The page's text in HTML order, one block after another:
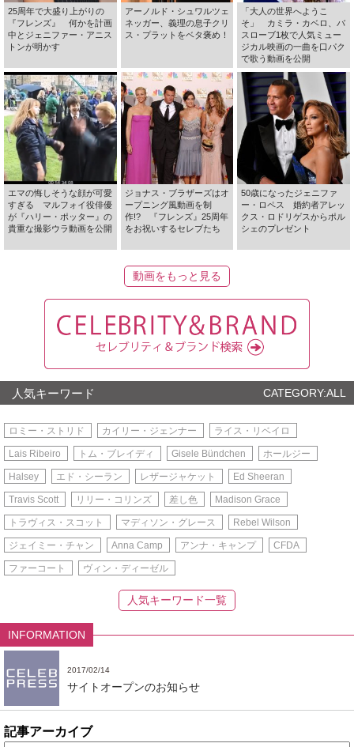
25周年で大盛り上がりの
『フレンズ』 何かを計画
中とジェニファー・アニス
トンが明かす
アーノルド・シュワルツェ
ネッガー、義理の息子クリ
ス・プラットをベタ褒め！
「大人の世界へようこ
そ」 カミラ・カベロ、バ
スローブ1枚で人気ミュー
ジカル映画の一曲を口パク
で歌う動画を公開
エマの悔しそうな顔が可愛
すぎる マルフォイ役俳優
が『ハリー・ポッター』の
貴重な撮影ウラ動画を公開
ジョナス・ブラザーズはオ
ープニング風動画を制
作!? 『フレンズ』25周年
をお祝いするセレブたち
50歳になったジェニファ
ー・ロペス 婚約者アレッ
クス・ロドリゲスからポル
シェのプレゼント
動画をもっと見る
人気キーワード CATEGORY:ALL
ロミー・ストリド カイリー・ジェンナー ライス・リベイロ
Lais Ribeiro トム・ブレイディ Gisele Bündchen ホールジー
Halsey エド・シーラン レザージャケット Ed Sheeran
Travis Scott リリー・コリンズ 差し色 Madison Grace
トラヴィス・スコット マディソン・グレース Rebel Wilson
ジェイミー・チャン Anna Camp アンナ・キャンプ CFDA
ファーコート ヴィン・ディーゼル
人気キーワード一覧
INFORMATION
2017/02/14
サイトオープンのお知らせ
記事アーカイブ